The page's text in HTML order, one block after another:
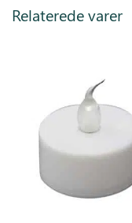
Relaterede varer